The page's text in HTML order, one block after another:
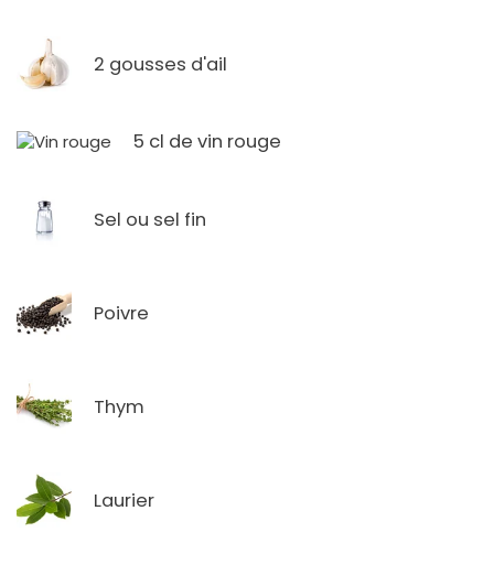
2 gousses d'ail
5 cl de vin rouge
Sel ou sel fin
Poivre
Thym
Laurier